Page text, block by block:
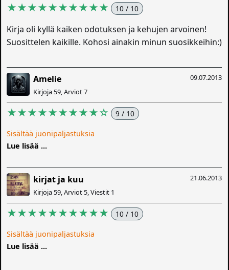
★★★★★★★★★★ 10 / 10
Kirja oli kyllä kaiken odotuksen ja kehujen arvoinen!
Suosittelen kaikille. Kohosi ainakin minun suosikkeihin:)
09.07.2013
Amelie
Kirjoja 59, Arviot 7
★★★★★★★★★☆ 9 / 10
Sisältää juonipaljastuksia
Lue lisää ...
21.06.2013
kirjat ja kuu
Kirjoja 59, Arviot 5, Viestit 1
★★★★★★★★★★ 10 / 10
Sisältää juonipaljastuksia
Lue lisää ...